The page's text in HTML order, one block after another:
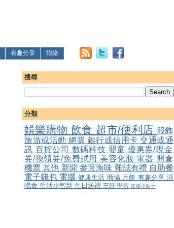
有趣分享 聯絡
搜尋
分類
娛樂購物 飲食 超市/便利店 服飾
旅游或活動 網購 銀行或信用卡 交通或通
訊 百貨公司 數碼科技 嬰童 優惠券/現金
券/換領券/免費試用 美容化妝 電器 開倉
機票其他 新聞參茸海味 雜誌有禮 自助餐
電子錢包 電腦 健康生活 商場 月餅 有趣分享 演
唱會 生活小智慧 生日送禮 烹飪 學習 電腦小貼士